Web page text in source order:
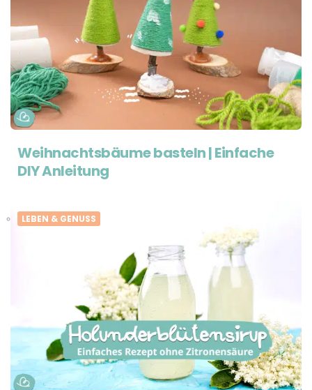
Weihnachtsbäume basteln | Einfache
DIY Anleitung
LEBEN & GENUSS